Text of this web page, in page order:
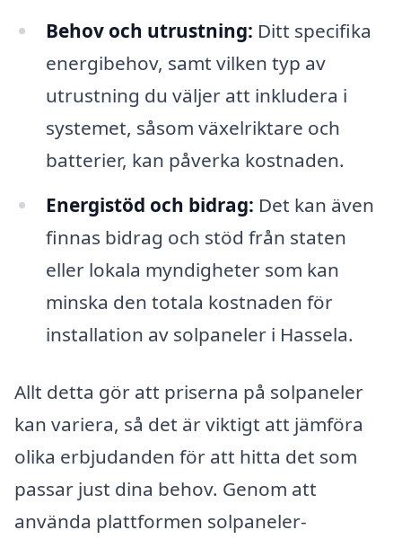
Behov och utrustning: Ditt specifika
energibehov, samt vilken typ av
utrustning du väljer att inkludera i
systemet, såsom växelriktare och
batterier, kan påverka kostnaden.
Energistöd och bidrag: Det kan även
finnas bidrag och stöd från staten
eller lokala myndigheter som kan
minska den totala kostnaden för
installation av solpaneler i Hassela.
Allt detta gör att priserna på solpaneler
kan variera, så det är viktigt att jämföra
olika erbjudanden för att hitta det som
passar just dina behov. Genom att
använda plattformen solpaneler-